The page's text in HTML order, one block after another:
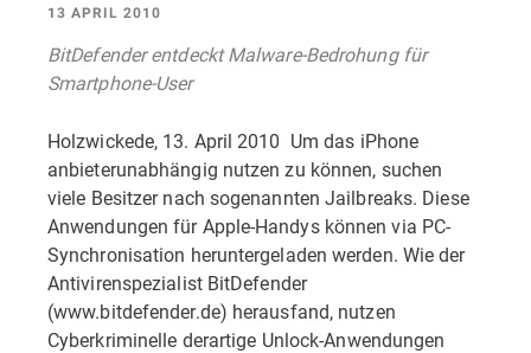
13 APRIL 2010
BitDefender entdeckt Malware-Bedrohung für
Smartphone-User
Holzwickede, 13. April 2010  Um das iPhone
anbieterunabhängig nutzen zu können, suchen
viele Besitzer nach sogenannten Jailbreaks. Diese
Anwendungen für Apple-Handys können via PC-
Synchronisation heruntergeladen werden. Wie der
Antivirenspezialist BitDefender
(www.bitdefender.de) herausfand, nutzen
Cyberkriminelle derartige Unlock-Anwendungen